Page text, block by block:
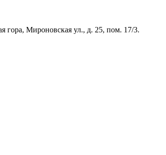
гора, Мироновская ул., д. 25, пом. 17/3.